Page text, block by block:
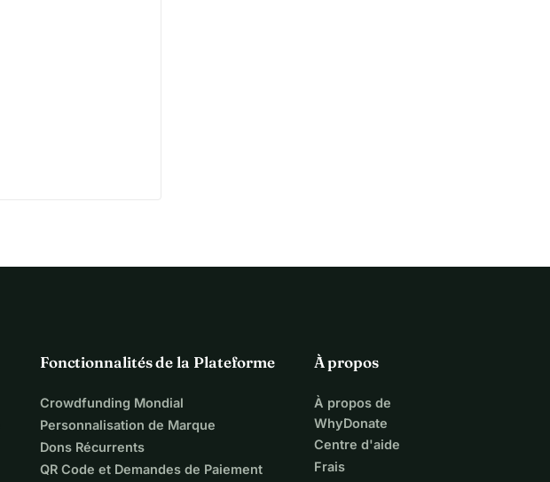
Fonctionnalités de la Plateforme
Crowdfunding Mondial
Personnalisation de Marque
Dons Récurrents
QR Code et Demandes de Paiement
À propos
À propos de
WhyDonate
Centre d'aide
Frais